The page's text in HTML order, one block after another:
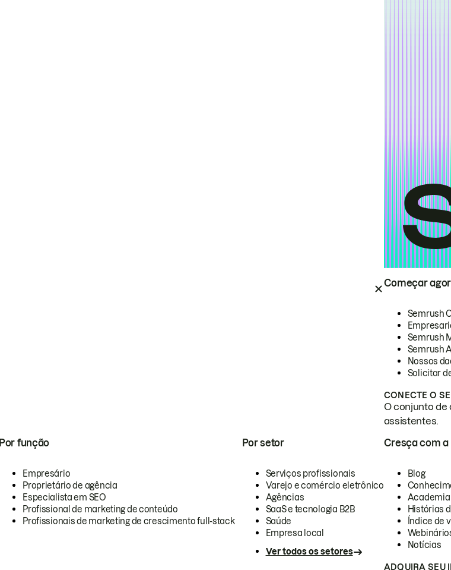
Começar
Semrush
Semrush
Semrush
Nossos
Solicitar
CONECTE O
O conjunto de
assistentes.
Por função
Empresário
Proprietário de agência
Especialista em SEO
Profissional de marketing de conteúdo
Profissionais de marketing de crescimento full-stack
Por setor
Serviços profissionais
Varejo e comércio eletrônico
Agências
SaaS e tecnologia B2B
Saúde
Empresa local
Ver todos os setores
Cresça com a
Blog
Academia
Histórias
Índice de
Notícias
ADQUIRA SEU